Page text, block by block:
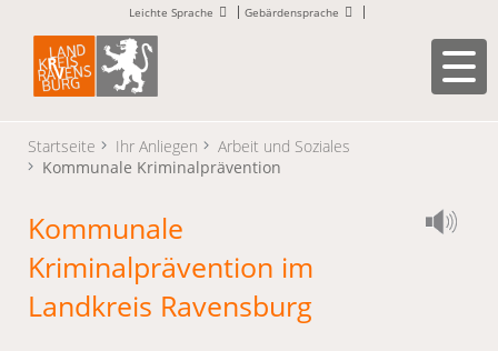
Leichte Sprache Gebärdensprache
Startseite Ihr Anliegen
Arbeit und Soziales
Kommunale Kriminalprävention
Kommunale
Kriminalprävention im
Landkreis Ravensburg